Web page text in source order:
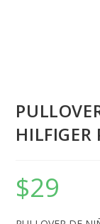
HILFIGER
$29